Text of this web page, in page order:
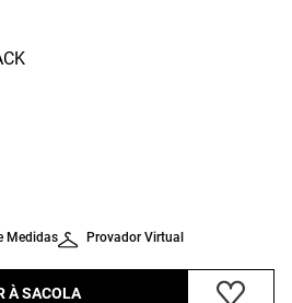
Provador Virtual
Medidas
À SACOLA